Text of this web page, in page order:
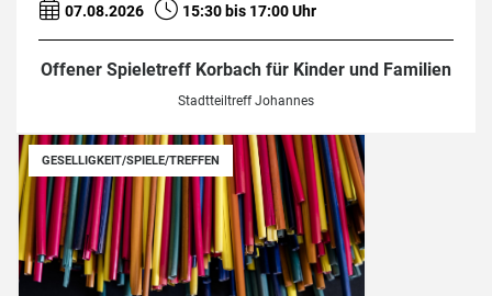
07.08.2026 15:30 bis 17:00 Uhr
Offener Spieletreff Korbach für Kinder und Familien
Stadtteiltreff Johannes
GESELLIGKEIT/SPIELE/TREFFEN